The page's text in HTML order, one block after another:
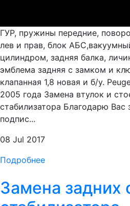
ГУР, пружины передние,
лев и прав, блок
цилиндром, задняя балка,
эмблема задняя с замком и
клапанная 1,8 новая и б/у.
2005 года Замена втулок и
стабилизатора Благодарю Вас
подпис...
08 Jul 2017
Подробнее
Замена задних